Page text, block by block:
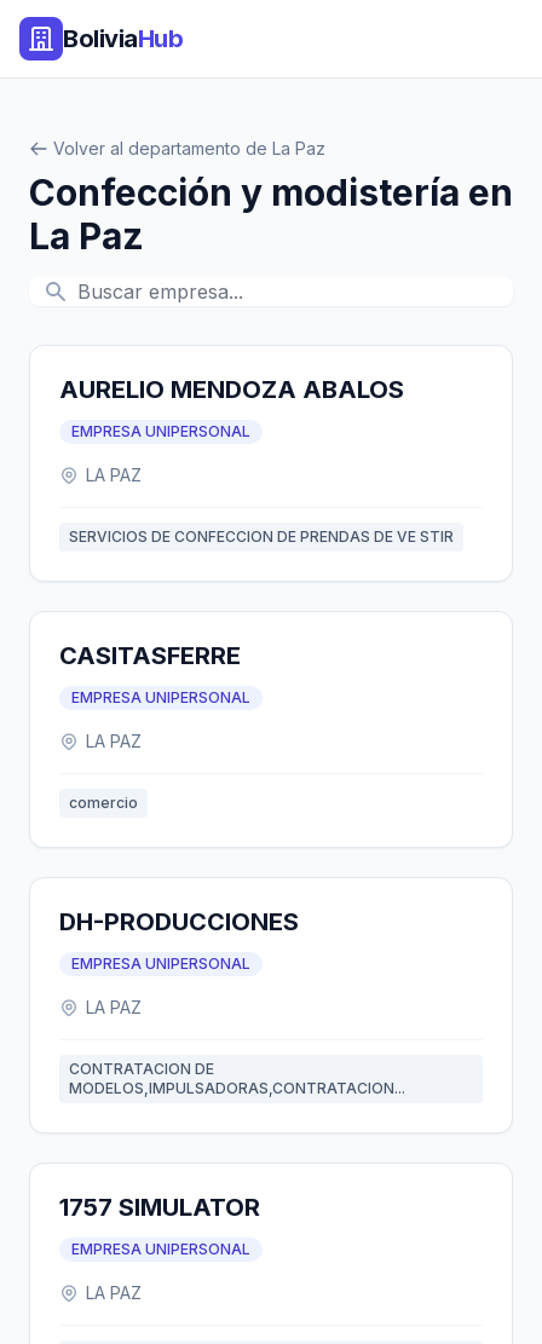
BoliviaHub
Volver al departamento de La Paz
Confección y modistería en
La Paz
AURELIO MENDOZA ABALOS
EMPRESA UNIPERSONAL
LA PAZ
SERVICIOS DE CONFECCION DE PRENDAS DE VE STIR
CASITASFERRE
EMPRESA UNIPERSONAL
LA PAZ
comercio
DH-PRODUCCIONES
EMPRESA UNIPERSONAL
LA PAZ
CONTRATACION DE
MODELOS,IMPULSADORAS,CONTRATACION...
1757 SIMULATOR
EMPRESA UNIPERSONAL
LA PAZ